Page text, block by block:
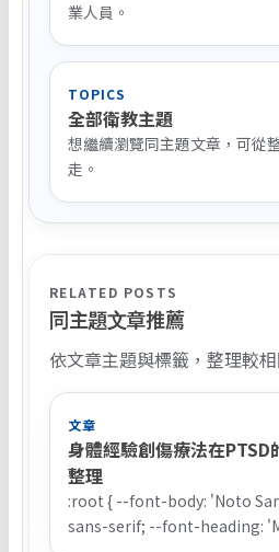
業人員。
TOPICS
全部衛教主題
想繼續瀏覽同主題文章，可從
走。
RELATED POSTS
同主題文章推薦
依文章主題與標籤，整理較
文章
身體經驗創傷療法在PTSD
整理
:root { --font-body: 'Noto
sans-serif; --font-heading: